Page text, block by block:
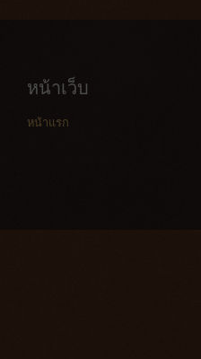
หน้าเว็บ
หน้าแรก